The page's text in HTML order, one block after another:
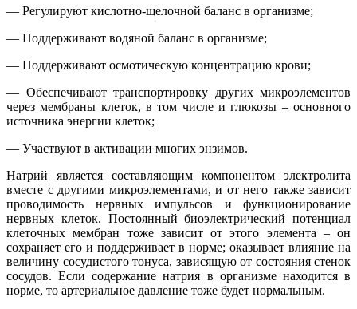
— Регулируют кислотно-щелочной баланс в организме;
— Поддерживают водяной баланс в организме;
— Поддерживают осмотическую концентрацию крови;
— Обеспечивают транспортировку других микроэлементов
через мембраны клеток, в том числе и глюкозы – основного
источника энергии клеток;
— Участвуют в активации многих энзимов.
Натрий является составляющим компонентом электролита
вместе с другими микроэлементами, и от него также зависит
проводимость нервных импульсов и функционирование
нервных клеток. Постоянный биоэлектрический потенциал
клеточных мембран тоже зависит от этого элемента – он
сохраняет его и поддерживает в норме; оказывает влияние на
величину сосудистого тонуса, зависящую от состояния стенок
сосудов. Если содержание натрия в организме находится в
норме, то артериальное давление тоже будет нормальным.